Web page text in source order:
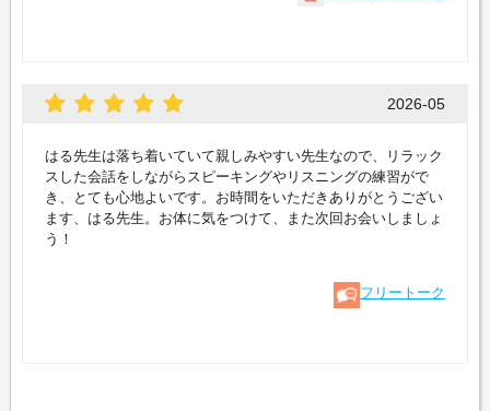
2026-05
はる先生は落ち着いていて親しみやすい先生なので、リラック
スした会話をしながらスピーキングやリスニングの練習がで
き、とても心地よいです。お時間をいただきありがとうござい
ます、はる先生。お体に気をつけて、また次回お会いしましょ
う！
フリートーク